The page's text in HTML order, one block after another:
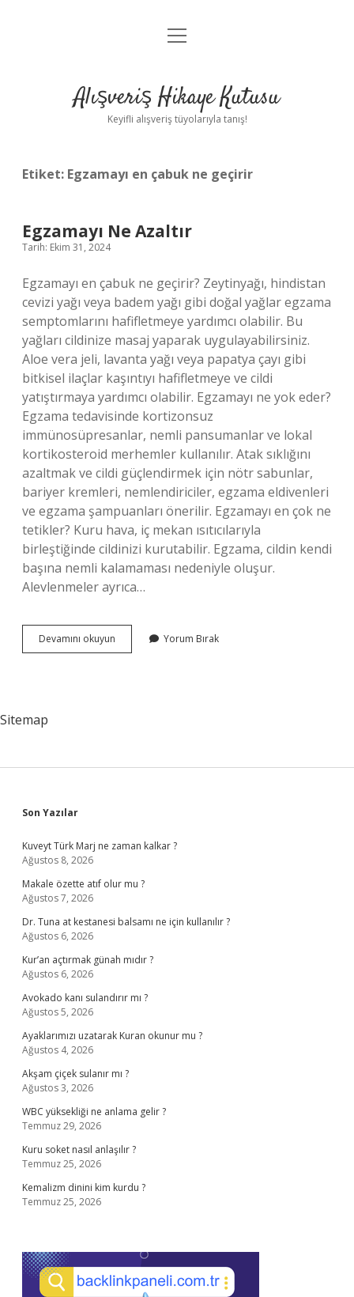
Anasayfa
Yasal Uyarı
menüyü
Alışveriş Hikaye Kutusu
Keyifli alışveriş tüyolarıyla tanış!
Etiket: Egzamayı en çabuk ne geçirir
Egzamayı Ne Azaltır
Tarih: Ekim 31, 2024
Egzamayı en çabuk ne geçirir? Zeytinyağı, hindistan
cevizi yağı veya badem yağı gibi doğal yağlar egzama
semptomlarını hafifletmeye yardımcı olabilir. Bu
yağları cildinize masaj yaparak uygulayabilirsiniz.
Aloe vera jeli, lavanta yağı veya papatya çayı gibi
bitkisel ilaçlar kaşıntıyı hafifletmeye ve cildi
yatıştırmaya yardımcı olabilir. Egzamayı ne yok eder?
Egzama tedavisinde kortizonsuz
immünosüpresanlar, nemli pansumanlar ve lokal
kortikosteroid merhemler kullanılır. Atak sıklığını
azaltmak ve cildi güçlendirmek için nötr sabunlar,
bariyer kremleri, nemlendiriciler, egzama eldivenleri
ve egzama şampuanları önerilir. Egzamayı en çok ne
tetikler? Kuru hava, iç mekan ısıtıcılarıyla
birleştiğinde cildinizi kurutabilir. Egzama, cildin kendi
başına nemli kalamaması nedeniyle oluşur.
Alevlenmeler ayrıca…
Devamını okuyun Egzamayı
Ne
Yorum Bırak
Sitemap
Sidebar
Son Yazılar
Kuveyt Türk Marj ne zaman kalkar ?
Ağustos 8, 2026
Makale özette atıf olur mu ?
Ağustos 7, 2026
Dr. Tuna at kestanesi balsamı ne için kullanılır ?
Ağustos 6, 2026
Kur’an açtırmak günah mıdır ?
Ağustos 6, 2026
Avokado kanı sulandırır mı ?
Ağustos 5, 2026
Ayaklarımızı uzatarak Kuran okunur mu ?
Ağustos 4, 2026
Akşam çiçek sulanır mı ?
Ağustos 3, 2026
WBC yüksekliği ne anlama gelir ?
Temmuz 29, 2026
Kuru soket nasıl anlaşılır ?
Temmuz 25, 2026
Kemalizm dinini kim kurdu ?
Temmuz 25, 2026